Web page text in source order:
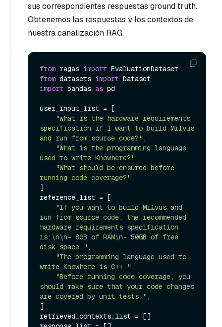
sus correspondientes respuestas ground truth.
Obtenemos las respuestas y los contextos de
nuestra canalización RAG.
from ragas import
from datasets import
import pandas as pd
user_input_list = [
"what is the hardware requirements
specification if I want to build Milvus
and run from source code?" ,
"What is the programming language
used to write Knowhere?" ,
"What should be ensured before
running code coverage?" ,
]
reference_list = [
"If you want to build Milvus and
run from source code, the recommended
hardware requirements specification
is:\n\n- 8GB of RAM\n- 50GB of free
disk space." ,
"The programming language used to
write Knowhere is C++." ,
"Before running code coverage, you
should make sure that your code changes
are covered by unit tests." ,
]
retrieved_contexts_list = []